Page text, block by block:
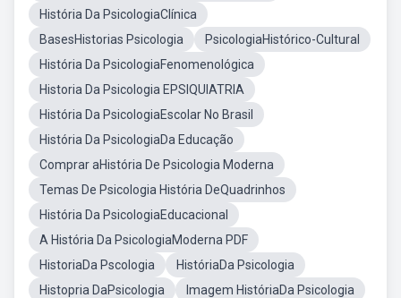
História Da PsicologiaClínica
BasesHistorias Psicologia
PsicologiaHistórico-Cultural
História Da PsicologiaFenomenológica
Historia Da Psicologia EPSIQUIATRIA
História Da PsicologiaEscolar No Brasil
História Da PsicologiaDa Educação
Comprar aHistória De Psicologia Moderna
Temas De Psicologia História DeQuadrinhos
História Da PsicologiaEducacional
A História Da PsicologiaModerna PDF
HistoriaDa Pscologia
HistóriaDa Psicologia
Histopria DaPsicologia
Imagem HistóriaDa Psicologia